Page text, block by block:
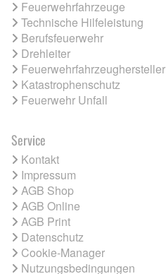
Feuerwehrfahrzeuge
Technische Hilfeleistung
Berufsfeuerwehr
Drehleiter
Feuerwehrfahrzeughersteller
Katastrophenschutz
Feuerwehr Unfall
Service
Kontakt
Impressum
AGB Shop
AGB Online
AGB Print
Datenschutz
Cookie-Manager
Nutzungsbedingungen